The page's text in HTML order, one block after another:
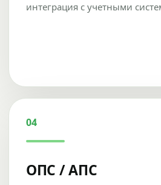
интеграция с учетными
04
ОПС / АПС